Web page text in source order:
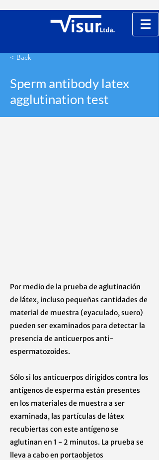
< Back
Sperm antibody latex
agglutination test
Por medio de la prueba de aglutinación
de látex, incluso pequeñas cantidades de
material de muestra (eyaculado, suero)
pueden ser examinados para detectar la
presencia de anticuerpos anti-
espermatozoides.
Sólo si los anticuerpos dirigidos contra los
antígenos de esperma están presentes
en los materiales de muestra a ser
examinada, las partículas de látex
recubiertas con este antígeno se
aglutinan en 1 - 2 minutos. La prueba se
lleva a cabo en portaobjetos